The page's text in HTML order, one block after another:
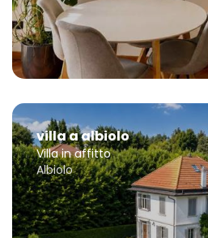
villa a albiolo
Villa in affitto
Albiolo